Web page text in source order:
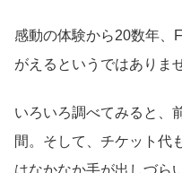
感動の体験から20数年、
がえるというではありま
いろいろ調べてみると、
間。そして、チケット代